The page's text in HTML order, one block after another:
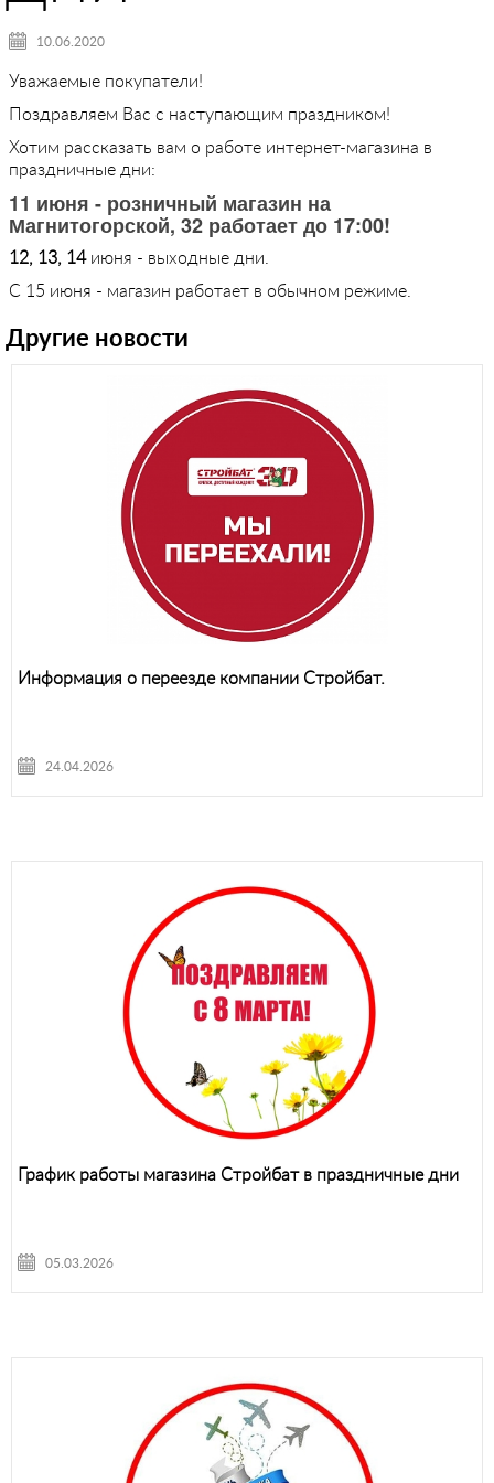
10.06.2020
Уважаемые покупатели!
Поздравляем Вас с наступающим праздником!
Хотим рассказать вам о работе интернет-магазина в
праздничные дни:
11 июня - розничный магазин на
Магнитогорской, 32 работает до 17:00!
12, 13, 14июня - выходные дни.
С 15 июня - магазин работает в обычном режиме.
Другие новости
Информация о переезде компании Стройбат.
24.04.2026
График работы магазина Стройбат в праздничные дни
05.03.2026